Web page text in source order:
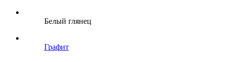
Белый глянец
Графит